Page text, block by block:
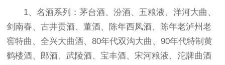
1、名酒系列：茅台酒、汾酒、五粮液、洋河大曲、
剑南春、古井贡酒、董酒、陈年西凤酒、陈年老泸州老
窖特曲、全兴大曲酒、80年代双沟大曲、90年代特制黄
鹤楼酒、郎酒、武陵酒、宝丰酒、宋河粮液、沱牌曲酒